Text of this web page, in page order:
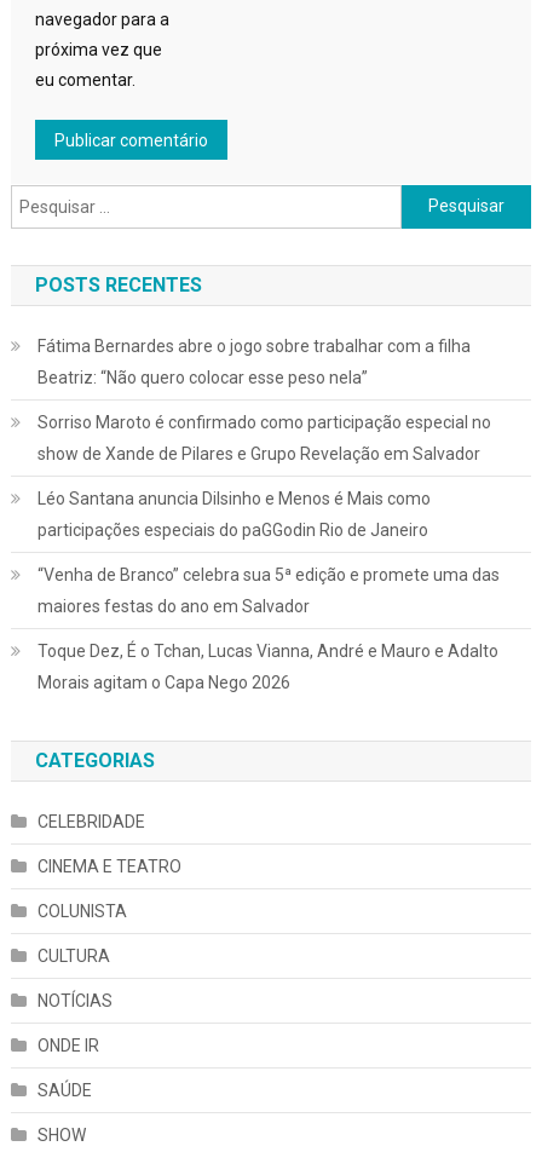
navegador para a
próxima vez que
eu comentar.
Pesquisar
por:
POSTS RECENTES
Fátima Bernardes abre o jogo sobre trabalhar com a filha
Beatriz: “Não quero colocar esse peso nela”
Sorriso Maroto é confirmado como participação especial no
show de Xande de Pilares e Grupo Revelação em Salvador
Léo Santana anuncia Dilsinho e Menos é Mais como
participações especiais do paGGodin Rio de Janeiro
“Venha de Branco” celebra sua 5ª edição e promete uma das
maiores festas do ano em Salvador
Toque Dez, É o Tchan, Lucas Vianna, André e Mauro e Adalto
Morais agitam o Capa Nego 2026
CATEGORIAS
CELEBRIDADE
CINEMA E TEATRO
COLUNISTA
CULTURA
NOTÍCIAS
ONDE IR
SAÚDE
SHOW